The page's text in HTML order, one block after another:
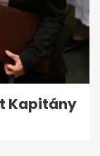
Kapitány